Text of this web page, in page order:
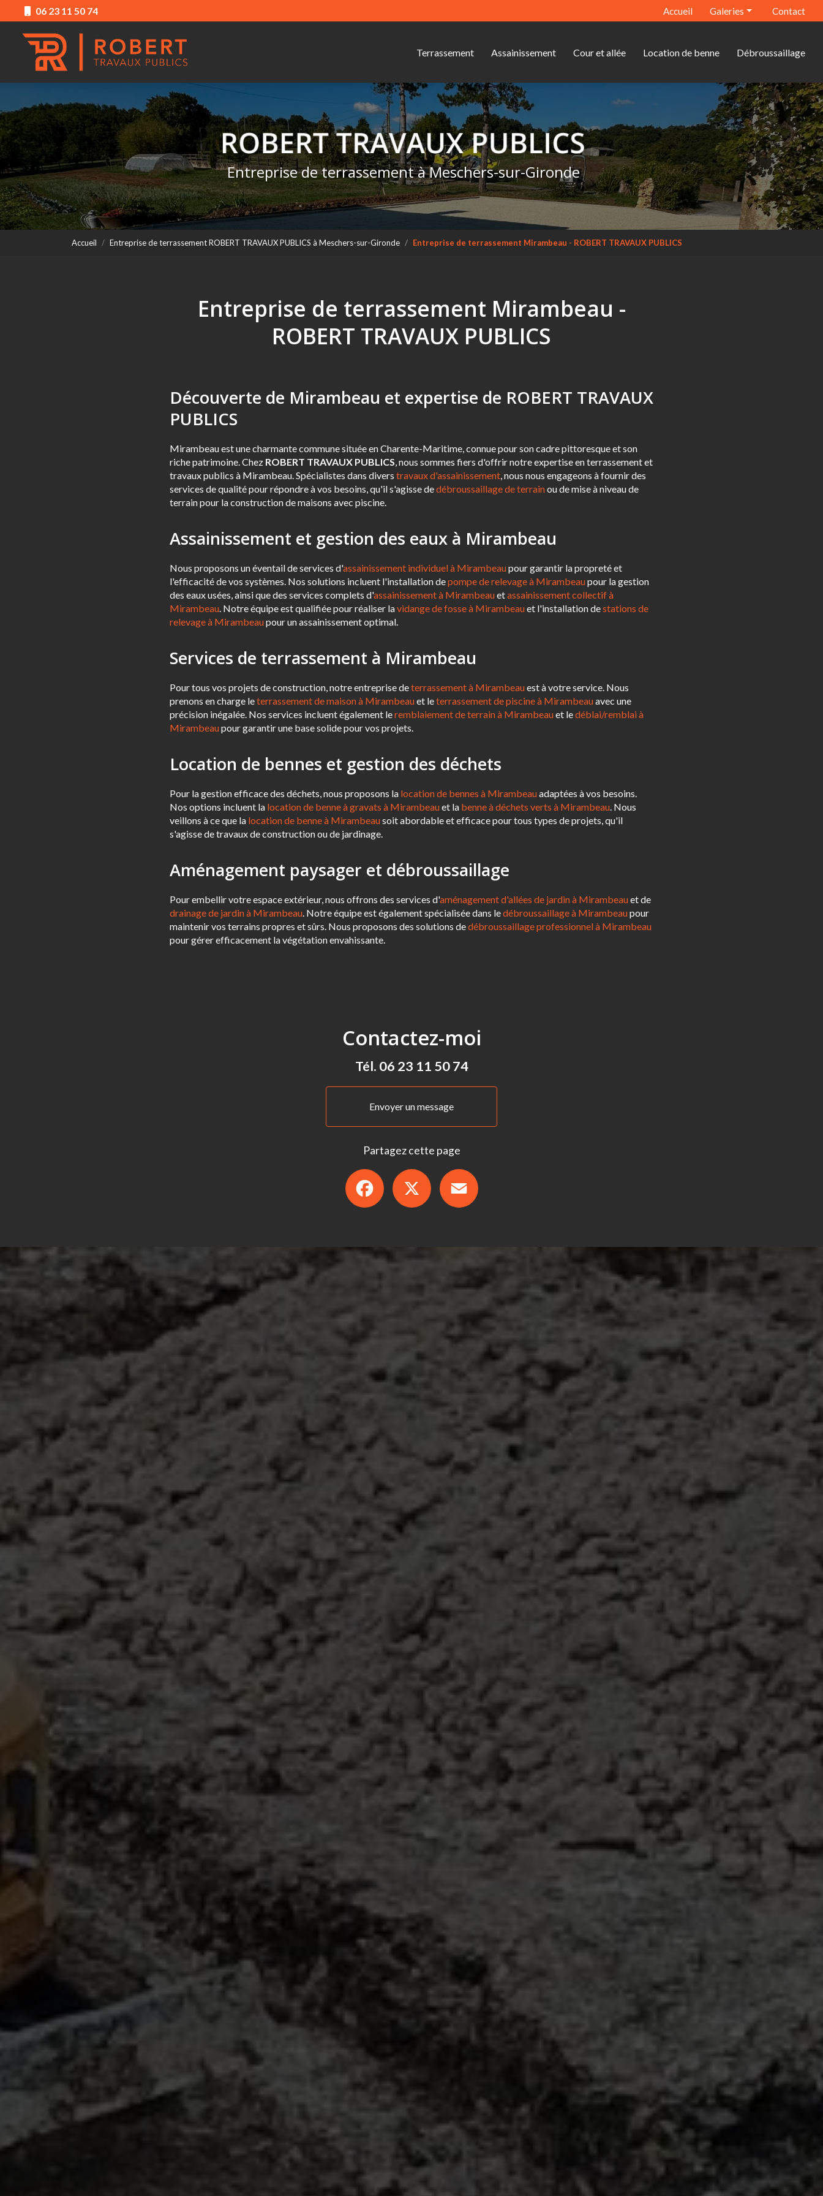
au
contenu
principal
06 23 11 50 74 Accueil
Galeries
Assainissement
Location de benne
Débroussaillage
Contact
Terrassement Assainissement Cour et allée Location de benne Débroussaillage
Entreprise de terrassement à Meschers-sur-Gironde
Accueil Entreprise de terrassement ROBERT TRAVAUX PUBLICS à Meschers-sur-Gironde Entreprise de terrassement Mirambeau - ROBERT TRAVAUX PUBLICS
Entreprise de terrassement Mirambeau -
ROBERT TRAVAUX PUBLICS
Découverte de Mirambeau et expertise de ROBERT TRAVAUX
PUBLICS
Mirambeau est une charmante commune située en Charente-Maritime, connue pour son cadre pittoresque et son
riche patrimoine. Chez ROBERT TRAVAUX PUBLICS, nous sommes fiers d'offrir notre expertise en terrassement et
travaux publics à Mirambeau. Spécialistes dans divers travaux d'assainissement, nous nous engageons à fournir des
services de qualité pour répondre à vos besoins, qu'il s'agisse dedébroussaillage de terrainou de mise à niveau de
terrain pour la construction de maisons avec piscine.
Assainissement et gestion des eaux à Mirambeau
Nous proposons un éventail de services d'assainissement individuel à Mirambeaupour garantir la propreté et
l'efficacité de vos systèmes. Nos solutions incluent l'installation depompe de relevage à Mirambeaupour la gestion
des eaux usées, ainsi que des services complets d'assainissement à Mirambeauetassainissement collectif à
Mirambeau. Notre équipe est qualifiée pour réaliser lavidange de fosse à Mirambeauet l'installation destations de
relevage à Mirambeaupour un assainissement optimal.
Services de terrassement à Mirambeau
Pour tous vos projets de construction, notre entreprise deterrassement à Mirambeauest à votre service. Nous
prenons en charge leterrassement de maison à Mirambeauet leterrassement de piscine à Mirambeauavec une
précision inégalée. Nos services incluent également leremblaiement de terrain à Mirambeauet ledéblai/remblai à
Mirambeaupour garantir une base solide pour vos projets.
Location de bennes et gestion des déchets
Pour la gestion efficace des déchets, nous proposons la location de bennes à Mirambeauadaptées à vos besoins.
Nos options incluent la location de benne à gravats à Mirambeauet la benne à déchets verts à Mirambeau. Nous
veillons à ce que la location de benne à Mirambeausoit abordable et efficace pour tous types de projets, qu'il
s'agisse de travaux de construction ou de jardinage.
Aménagement paysager et débroussaillage
Pour embellir votre espace extérieur, nous offrons des services d'aménagement d'allées de jardin à Mirambeauet de
drainage de jardin à Mirambeau. Notre équipe est également spécialisée dans ledébroussaillage à Mirambeaupour
maintenir vos terrains propres et sûrs. Nous proposons des solutions dedébroussaillage professionnel à Mirambeau
pour gérer efficacement la végétation envahissante.
Contactez-moi
Tél. 06 23 11 50 74
Envoyer un message
Partagez cette page
Facebook